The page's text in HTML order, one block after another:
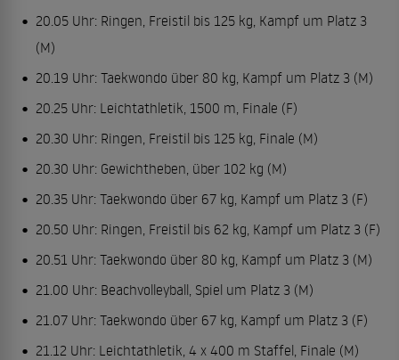
20.05 Uhr: Ringen, Freistil bis 125 kg, Kampf um Platz 3
(M)
20.19 Uhr: Taekwondo über 80 kg, Kampf um Platz 3 (M)
20.25 Uhr: Leichtathletik, 1500 m, Finale (F)
20.30 Uhr: Ringen, Freistil bis 125 kg, Finale (M)
20.30 Uhr: Gewichtheben, über 102 kg (M)
20.35 Uhr: Taekwondo über 67 kg, Kampf um Platz 3 (F)
20.50 Uhr: Ringen, Freistil bis 62 kg, Kampf um Platz 3 (F)
20.51 Uhr: Taekwondo über 80 kg, Kampf um Platz 3 (M)
21.00 Uhr: Beachvolleyball, Spiel um Platz 3 (M)
21.07 Uhr: Taekwondo über 67 kg, Kampf um Platz 3 (F)
21.12 Uhr: Leichtathletik, 4 x 400 m Staffel, Finale (M)